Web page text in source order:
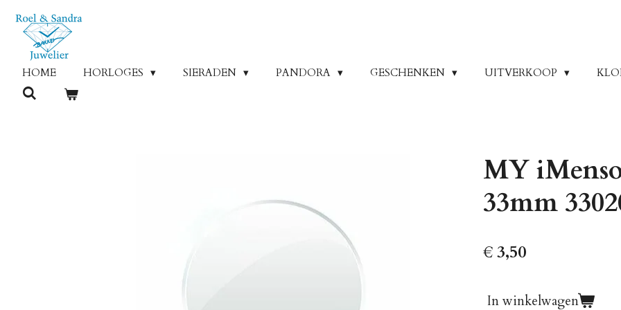
Ga
direct
hoofdinhoud
HOME HORLOGES SIERADEN PANDORA GESCHENKEN UITVERKOOP
MY
33mm
€ 3,50
In winkelwagen